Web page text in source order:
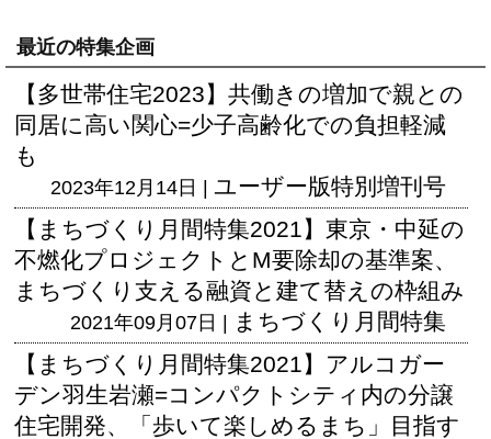
最近の特集企画
【多世帯住宅2023】共働きの増加で親との
同居に高い関心=少子高齢化での負担軽減
も
2023年12月14日 | ユーザー版特別増刊号
【まちづくり月間特集2021】東京・中延の
不燃化プロジェクトとM要除却の基準案、
まちづくり支える融資と建て替えの枠組み
2021年09月07日 | まちづくり月間特集
【まちづくり月間特集2021】アルコガー
デン羽生岩瀬=コンパクトシティ内の分譲
住宅開発、「歩いて楽しめるまち」目指す